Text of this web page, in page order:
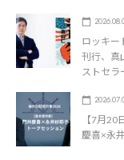
ロッキー
刊行、真
ストセラ
【7月
慶喜×永